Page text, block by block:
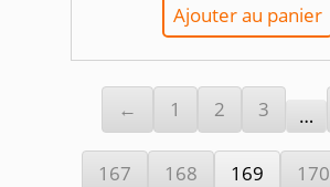
Ajouter au panier
← 1 2 3 …
167 168 169 170